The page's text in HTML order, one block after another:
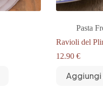
Pasta
Ravioli del
12.90 €
Aggiungi